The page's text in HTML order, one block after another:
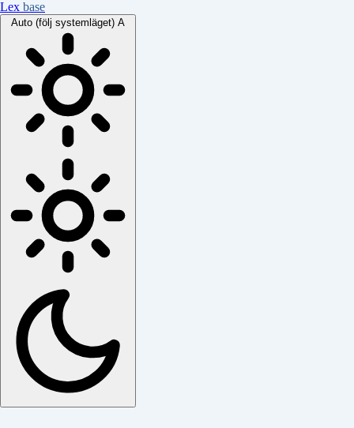
Lex base
Auto (följ systemläget) A